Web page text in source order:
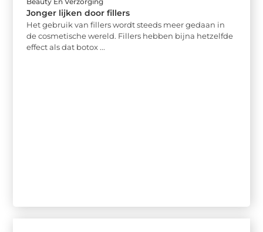
Jonger lijken door fillers
Het gebruik van fillers wordt steeds meer gedaan in
de cosmetische wereld. Fillers hebben bijna hetzelfde
effect als dat botox ...